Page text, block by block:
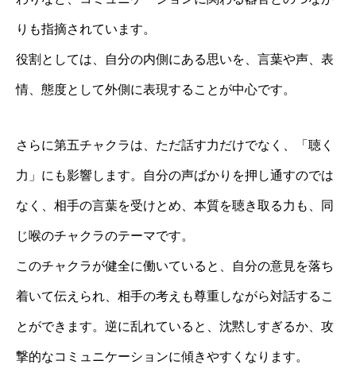
りも指摘されています。
役割としては、自分の内側にある思いを、言葉や声、表
情、態度として外側に表現することが中心です。
さらに第五チャクラは、ただ話す力だけでなく、「聴く
力」にも影響します。自分の声ばかりを押し通すのでは
なく、相手の言葉を受けとめ、本質を聴き取る力も、同
じ喉のチャクラのテーマです。
このチャクラが健全に働いていると、自分の意見を落ち
着いて伝えられ、相手の考えも尊重しながら対話するこ
とができます。逆に乱れていると、沈黙しすぎるか、攻
撃的なコミュニケーションに傾きやすくなります。